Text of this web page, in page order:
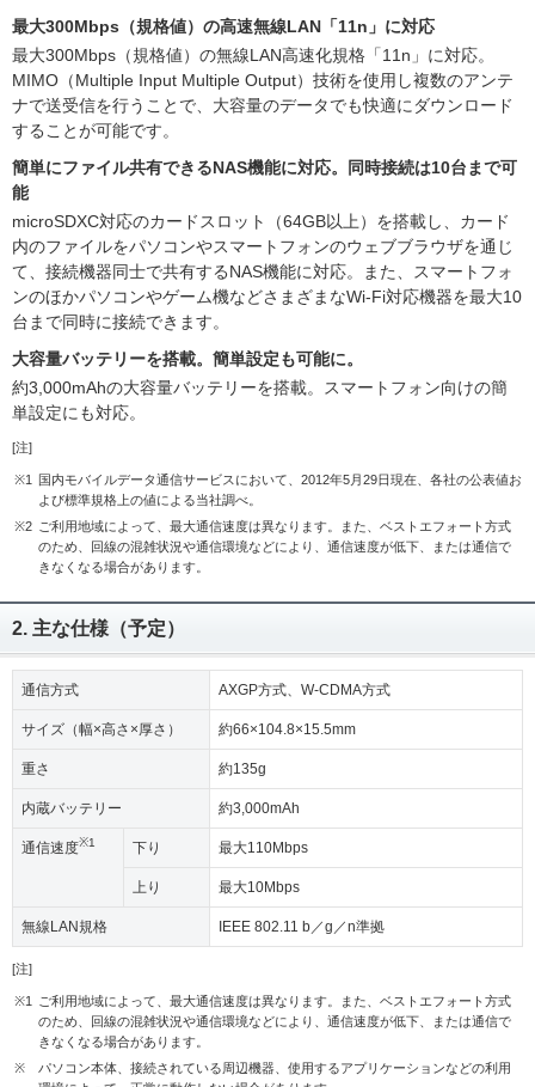
最大300Mbps（規格値）の高速無線LAN「11n」に対応
最大300Mbps（規格値）の無線LAN高速化規格「11n」に対応。
MIMO（Multiple Input Multiple Output）技術を使用し複数のアンテ
ナで送受信を行うことで、大容量のデータでも快適にダウンロード
することが可能です。
簡単にファイル共有できるNAS機能に対応。同時接続は10台まで可
能
microSDXC対応のカードスロット（64GB以上）を搭載し、カード
内のファイルをパソコンやスマートフォンのウェブブラウザを通じ
て、接続機器同士で共有するNAS機能に対応。また、スマートフォ
ンのほかパソコンやゲーム機などさまざまなWi-Fi対応機器を最大10
台まで同時に接続できます。
大容量バッテリーを搭載。簡単設定も可能に。
約3,000mAhの大容量バッテリーを搭載。スマートフォン向けの簡
単設定にも対応。
[注]
※1
国内モバイルデータ通信サービスにおいて、2012年5月29日現在、各社の公表値お
よび標準規格上の値による当社調べ。
※2 ご利用地域によって、最大通信速度は異なります。また、ベストエフォート方式
のため、回線の混雑状況や通信環境などにより、通信速度が低下、または通信で
きなくなる場合があります。
2. 主な仕様（予定）
通信方式 AXGP方式、W-CDMA方式
サイズ（幅×高さ×厚さ） 約66×104.8×15.5mm
重さ 約135g
内蔵バッテリー 約3,000mAh
通信速度※1 下り 最大110Mbps
上り 最大10Mbps
無線LAN規格 IEEE 802.11 b／g／n準拠
[注]
※1
ご利用地域によって、最大通信速度は異なります。また、ベストエフォート方式
のため、回線の混雑状況や通信環境などにより、通信速度が低下、または通信で
きなくなる場合があります。
※
パソコン本体、接続されている周辺機器、使用するアプリケーションなどの利用